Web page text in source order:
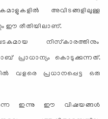
അവിടങ്ങളിലുള്ള
ഈ രീതിയിലാണ്.
നിസ്‌കാരത്തിനും
പ്രാധാന്യം കൊടുക്കുന്നത്.
വളരെ പ്രധാനപ്പെട്ട ഒരു
ഇന്നു ഈ വിഷയങ്ങള്‍